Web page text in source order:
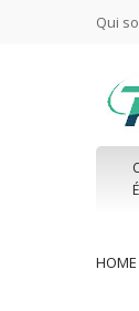
Qui
HOME